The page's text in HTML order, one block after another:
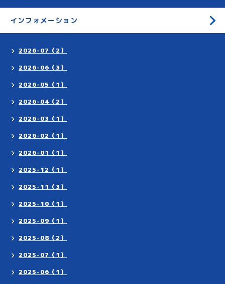
インフォメーション
2026-07（2）
2026-06（3）
2026-05（1）
2026-04（2）
2026-03（1）
2026-02（1）
2026-01（1）
2025-12（1）
2025-11（3）
2025-10（1）
2025-09（1）
2025-08（2）
2025-07（1）
2025-06（1）